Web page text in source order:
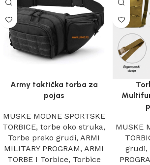
Army taktička torba za
pojas
MUSKE MODNE SPORTSKE
TORBICE, torbe oko struka,
Torbe preko grudi, ARMI
MILITARY PROGRAM, ARMI
TORBE I Torbice, Torbice
MUSKE
grudi,